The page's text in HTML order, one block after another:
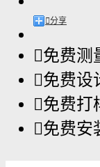
分享
免费测
免费设
免费打
免费安